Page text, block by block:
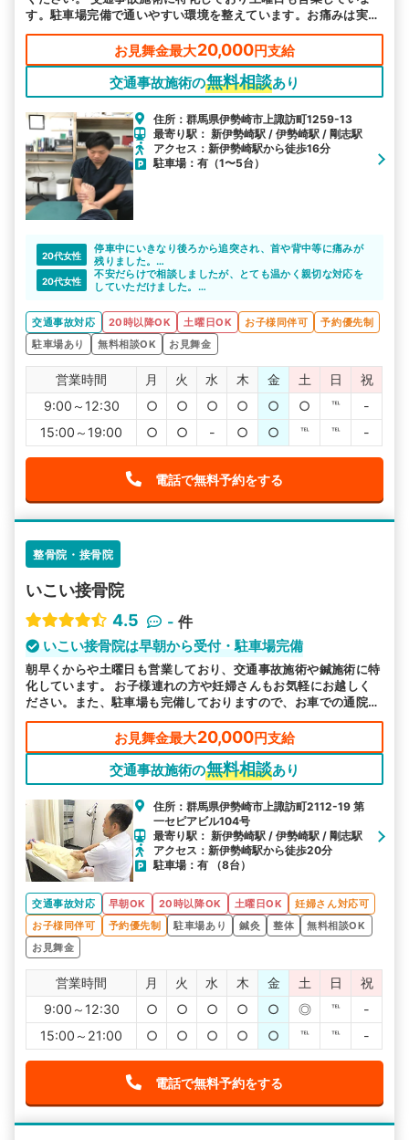
す。駐車場完備で通いやすい環境を整えています。お痛みは実績
豊富な当院へご相談ください。
お見舞金最大20,000円支給
交通事故施術の無料相談あり
住所：群馬県伊勢崎市上諏訪町1259-13
最寄り駅： 新伊勢崎駅 / 伊勢崎駅 / 剛志駅
アクセス：新伊勢崎駅から徒歩16分
駐車場：有（1〜5台）
20代女性
停車中にいきなり後ろから追突され、首や背中等に痛みが
残りました。
突然の出来事に知識もなかったので、どこに通院すればい
いのか、どう対応すればいいのか分からなかったときにこ
色々話を聞いていただき、自分に合った整骨院を紹介して
もらえて良かったです。
あだち整骨院は先生も親切な方でしたし、色々相談もでき
て安心できました。ありがとうございました。
20代女性
不安だらけで相談しましたが、とても温かく親切な対応を
していただけました。
っかり通院することができました。
交通事故対応 20時以降OK 土曜日OK お子様同伴可
予約優先制
駐車場あり
無料相談OK お見舞金
営業時間 月 火 水 木 金 土 日
祝
9:00～12:30
○ ○ ○ ○ ○ ○ ℡
-
15:00～19:00
○ ○ - ○ ○ ℡ ℡ -
電話で無料予約をする
整骨院・接骨院
いこい接骨院
4.5
- 件
いこい接骨院は早朝から受付・駐車場完備
朝早くからや土曜日も営業しており、交通事故施術や鍼施術に特
化しています。 お子様連れの方や妊婦さんもお気軽にお越しく
ださい。また、駐車場も完備しておりますので、お車での通院希
望の方も通いやすいです。
お見舞金最大20,000円支給
交通事故施術の無料相談あり
住所：群馬県伊勢崎市上諏訪町2112-19 第
一セピアビル104号
最寄り駅： 新伊勢崎駅 / 伊勢崎駅 / 剛志駅
アクセス：新伊勢崎駅から徒歩20分
駐車場：有 （8台）
交通事故対応 早朝OK 20時以降OK 土曜日OK
妊婦さん対応可
お子様同伴可
予約優先制 駐車場あり 鍼灸 整体
無料相談OK
お見舞金
営業時間 月 火 水 木 金 土 日
祝
9:00～12:30
○ ○ ○ ○ ○ ◎ ℡
-
15:00～21:00
○ ○ ○ ○ ○ ℡ ℡ -
電話で無料予約をする